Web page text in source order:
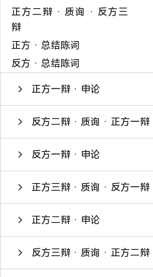
正方二辩 · 质询 · 反方三
辩
正方 · 总结陈词
反方 · 总结陈词
正方一辩 · 申论
反方二辩 · 质询 · 正方一辩
反方一辩 · 申论
正方三辩 · 质询 · 反方一辩
正方二辩 · 申论
反方三辩 · 质询 · 正方二辩